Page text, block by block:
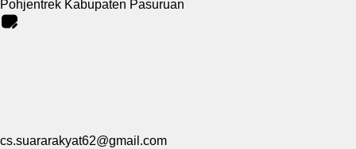
Pohjentrek Kabupaten Pasuruan
cs.suararakyat62@gmail.com